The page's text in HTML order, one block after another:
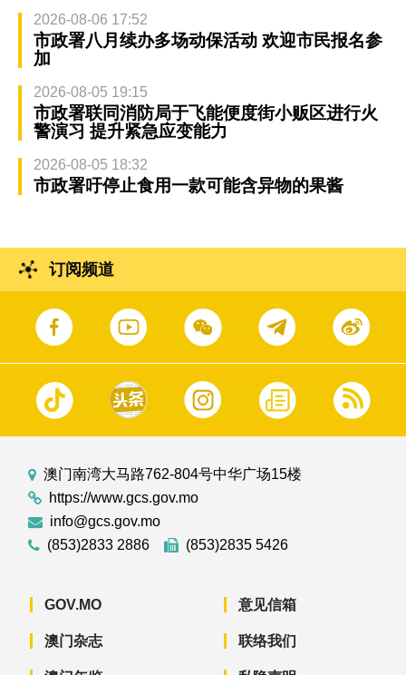
2026-08-06 17:52
市政署八月续办多场动保活动 欢迎市民报名参
加
2026-08-05 19:15
市政署联同消防局于飞能便度街小贩区进行火
警演习 提升紧急应变能力
2026-08-05 18:32
市政署吁停止食用一款可能含异物的果酱
订阅频道
澳门南湾大马路762-804号中华广场15楼
https://www.gcs.gov.mo
info@gcs.gov.mo
(853)2833 2886
(853)2835 5426
GOV.MO
澳门杂志
意见信箱
联络我们